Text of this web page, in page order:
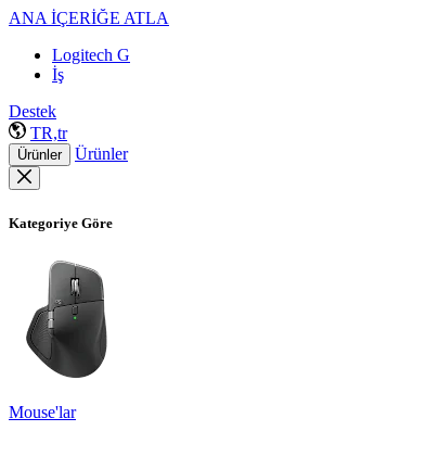
ANA İÇERİĞE ATLA
Logitech G
İş
Destek
TR,tr
Ürünler Ürünler
Kategoriye Göre
Mouse'lar